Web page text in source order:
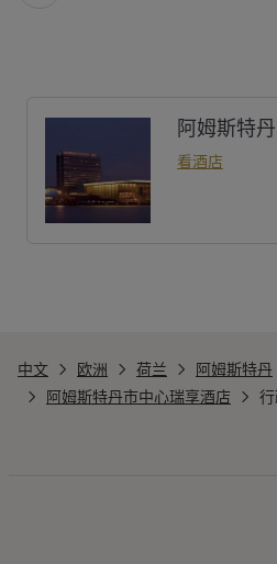
阿姆斯特
看酒店
中文 欧洲 荷兰
阿姆斯特丹
阿姆斯特丹市中心瑞享酒店